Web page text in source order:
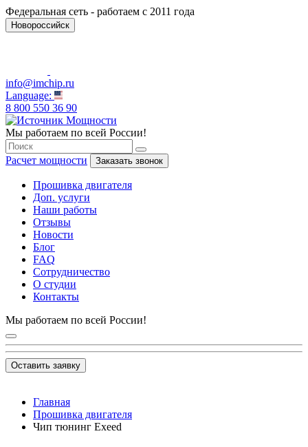
Федеральная сеть - работаем с 2011 года
Новороссийск
info@imchip.ru
Language:
8 800 550 36 90
Мы работаем по всей России!
Расчет мощности Заказать звонок
Прошивка двигателя
Доп. услуги
Наши работы
Отзывы
Новости
Блог
FAQ
Сотрудничество
О студии
Контакты
Мы работаем по всей России!
Оставить заявку
Главная
Прошивка двигателя
Чип тюнинг Exeed